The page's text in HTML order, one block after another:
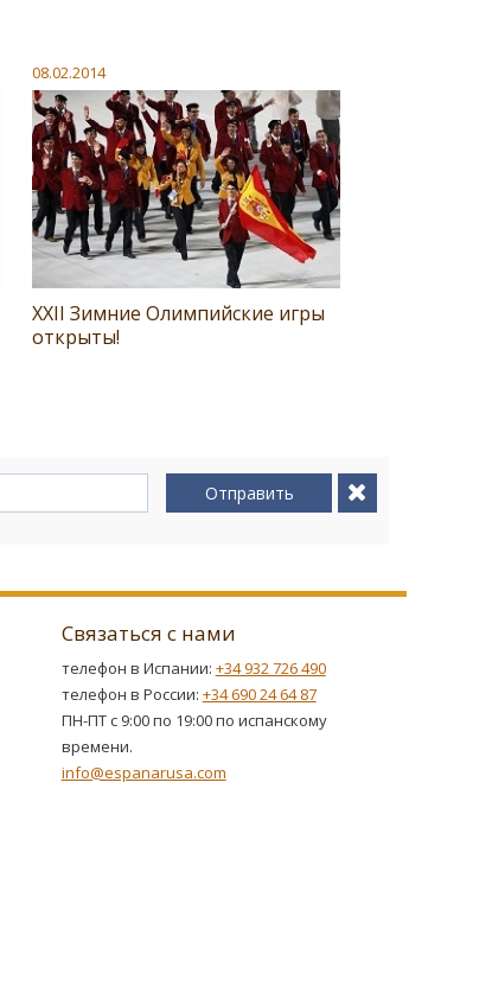
08.02.2014
XXII Зимние Олимпийские игры
открыты!
Отправить
Связаться с нами
телефон в Испании: +34 932 726 490
телефон в России: +34 690 24 64 87
ПН-ПТ с 9:00 по 19:00 по испанскому
времени.
info@espanarusa.com